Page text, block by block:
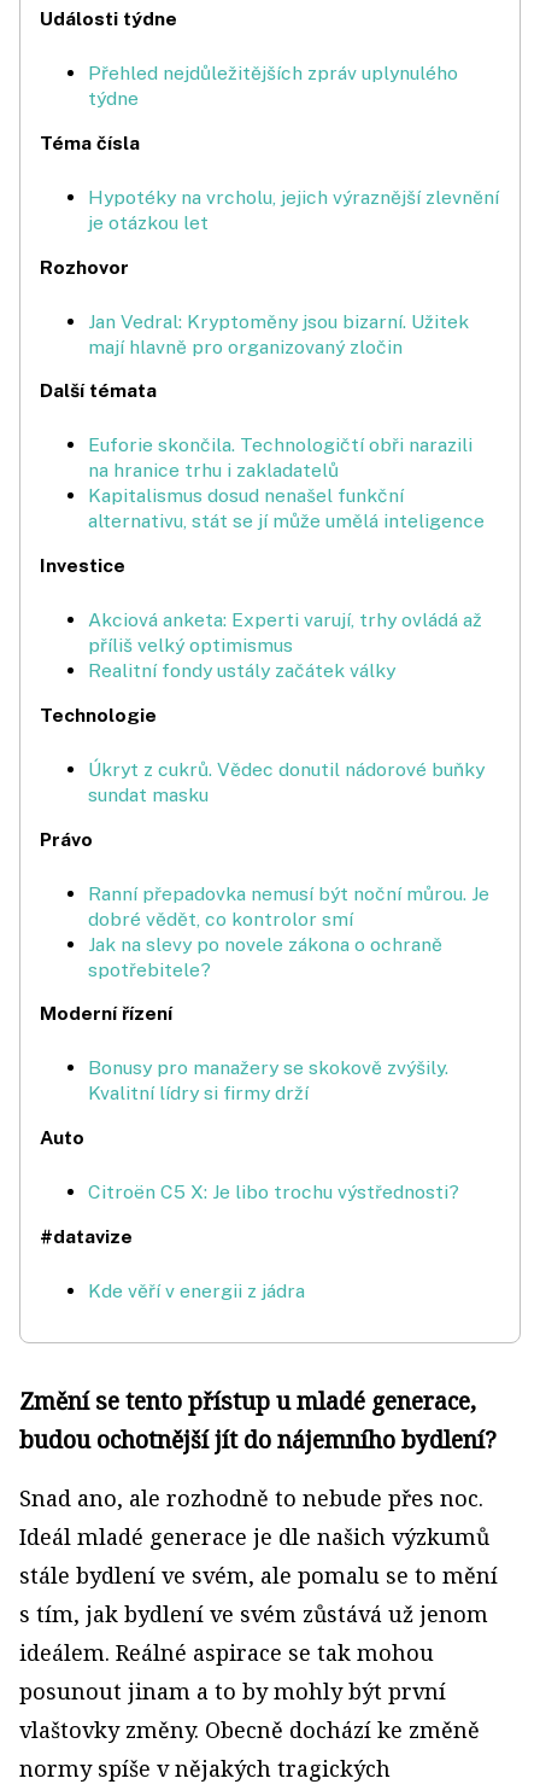
Události týdne
Přehled nejdůležitějších zpráv uplynulého
týdne
Téma čísla
Hypotéky na vrcholu, jejich výraznější zlevnění
je otázkou let
Rozhovor
Jan Vedral: Kryptoměny jsou bizarní. Užitek
mají hlavně pro organizovaný zločin
Další témata
Euforie skončila. Technologičtí obři narazili
na hranice trhu i zakladatelů
Kapitalismus dosud nenašel funkční
alternativu, stát se jí může umělá inteligence
Investice
Akciová anketa: Experti varují, trhy ovládá až
příliš velký optimismus
Realitní fondy ustály začátek války
Technologie
Úkryt z cukrů. Vědec donutil nádorové buňky
sundat masku
Právo
Ranní přepadovka nemusí být noční můrou. Je
dobré vědět, co kontrolor smí
Jak na slevy po novele zákona o ochraně
spotřebitele?
Moderní řízení
Bonusy pro manažery se skokově zvýšily.
Kvalitní lídry si firmy drží
Auto
Citroën C5 X: Je libo trochu výstřednosti?
#datavize
Kde věří v energii z jádra
Změní se tento přístup u mladé generace,
budou ochotnější jít do nájemního bydlení?
Snad ano, ale rozhodně to nebude přes noc.
Ideál mladé generace je dle našich výzkumů
stále bydlení ve svém, ale pomalu se to mění
s tím, jak bydlení ve svém zůstává už jenom
ideálem. Reálné aspirace se tak mohou
posunout jinam a to by mohly být první
vlaštovky změny. Obecně dochází ke změně
normy spíše v nějakých tragických